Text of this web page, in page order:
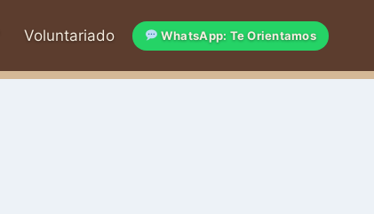
Voluntariado WhatsApp: Te Orientamos